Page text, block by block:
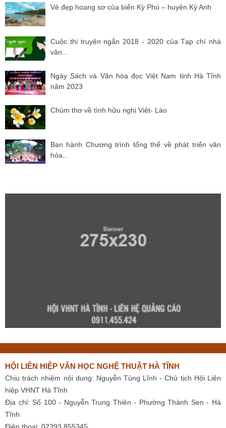
Vẻ đẹp hoang sơ của biển Kỳ Phú – huyện Kỳ Anh
Cuộc thi truyện ngắn 2018 - 2020 của Tạp chí nhà
văn...
Ngày Sách và Văn hóa đọc Việt Nam tỉnh Hà Tĩnh
năm 2023
Chùm thơ về tình hữu nghị Việt- Lào
Ban hành Chương trình tổng thể về phát triển văn
hóa...
HỘI LIÊN HIỆP VĂN HỌC NGHỆ THUẬT HÀ TĨNH
Chịu trách nhiệm nội dung: Nguyễn Tùng Lĩnh - Chủ tịch Hội Liên
hiệp VHNT Hà Tĩnh
Địa chỉ: Số 100 - Nguyễn Trung Thiên - Phường Thành Sen - Hà
Tĩnh